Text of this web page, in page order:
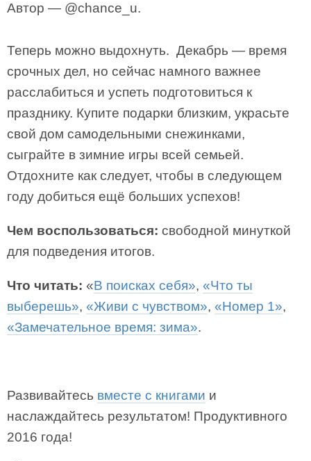
Автор — @chance_u.
Теперь можно выдохнуть. Декабрь — время
срочных дел, но сейчас намного важнее
расслабиться и успеть подготовиться к
празднику. Купите подарки близким, украсьте
свой дом самодельными снежинками,
сыграйте в зимние игры всей семьей.
Отдохните как следует, чтобы в следующем
году добиться ещё больших успехов!
Чем воспользоваться: свободной минуткой
для подведения итогов.
Что читать: «В поисках себя», «Что ты
выберешь», «Живи с чувством», «Номер 1»,
«Замечательное время: зима».
Развивайтесь вместе с книгами и
наслаждайтесь результатом! Продуктивного
2016 года!